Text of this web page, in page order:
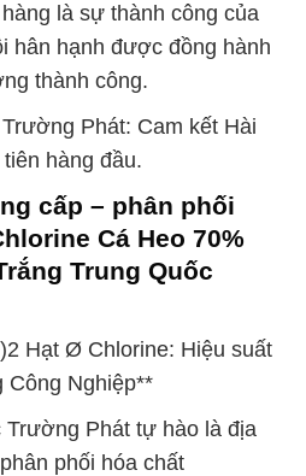
là sự thành công của
hân hạnh được đồng hành
thành công.
Phát: Cam kết Hài
hàng đầu.
cấp – phân phối
Cá Heo 70%
Trung Quốc
Hạt Ø Chlorine: Hiệu suất
Công Nghiệp**
Phát tự hào là địa
phối hóa chất